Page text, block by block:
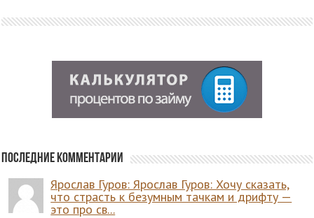
Последние комментарии
Ярослав Гуров: Ярослав Гуров: Хочу сказать,
что страсть к безумным тачкам и дрифту —
это про св...